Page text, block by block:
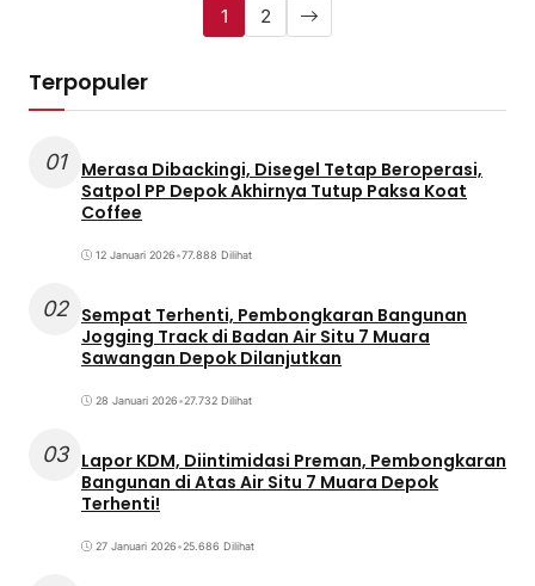
1 2
Terpopuler
01
Merasa Dibackingi, Disegel Tetap Beroperasi,
Satpol PP Depok Akhirnya Tutup Paksa Koat
Coffee
12 Januari 2026•77.888 Dilihat
02 Sempat Terhenti, Pembongkaran Bangunan
Jogging Track di Badan Air Situ 7 Muara
Sawangan Depok Dilanjutkan
28 Januari 2026•27.732 Dilihat
03 Lapor KDM, Diintimidasi Preman, Pembongkaran
Bangunan di Atas Air Situ 7 Muara Depok
Terhenti!
27 Januari 2026•25.686 Dilihat